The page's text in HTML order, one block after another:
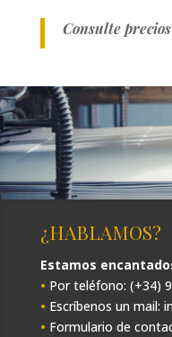
Consulte
¿HABLAMOS?
Estamos
• Por teléfono: (+34)
• Escríbenos un mail:
• Formulario de